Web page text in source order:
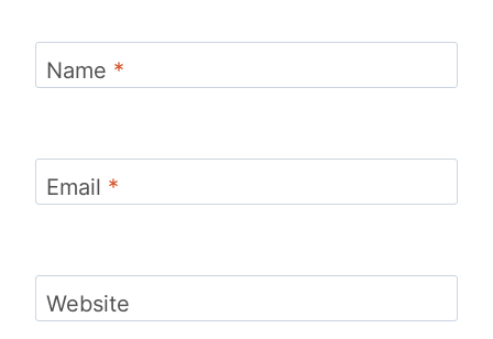
Name *
Email *
Website